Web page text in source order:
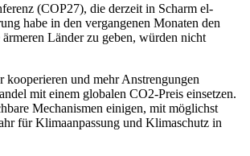
(COP27), die derzeit in Scharm el-
habe in den vergangenen Monaten den
Länder zu geben, würden nicht
kooperieren und mehr Anstrengungen
mit einem globalen CO2-Preis einsetzen.
Mechanismen einigen, mit möglichst
für Klimaanpassung und Klimaschutz in